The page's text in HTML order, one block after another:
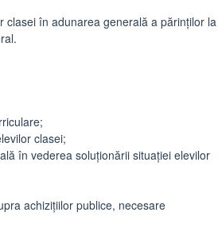
clasei în adunarea generală a părinților la
clasei;
în vederea soluționării situației elevilor
achizițiilor publice, necesare